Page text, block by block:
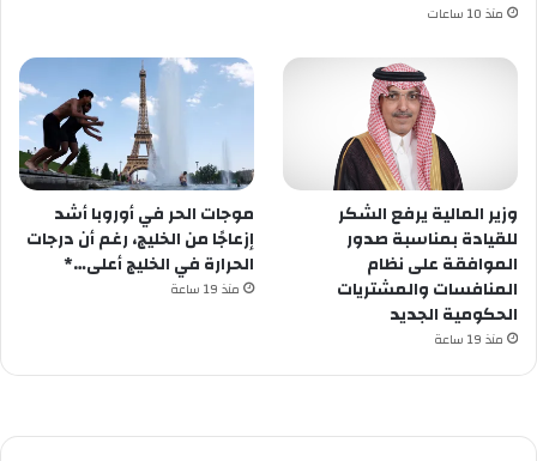
منذ 10 ساعات
وزير المالية يرفع الشكر
للقيادة بمناسبة صدور
الموافقة على نظام
المنافسات والمشتريات
الحكومية الجديد
منذ 19 ساعة
موجات الحر في أوروبا أشد
إزعاجًا من الخليج، رغم أن درجات
الحرارة في الخليج أعلى…*
منذ 19 ساعة